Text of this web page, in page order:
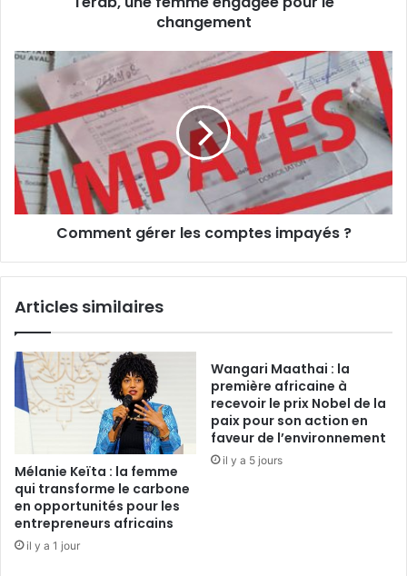
changement
Comment
les
comptes
impayés
Comment gérer les comptes impayés ?
Articles similaires
Mélanie Keïta : la femme
qui transforme le carbone
en opportunités pour les
entrepreneurs africains
il y a 1 jour
Wangari Maathai : la
première africaine à
recevoir le prix Nobel de la
paix pour son action en
faveur de l’environnement
il y a 5 jours